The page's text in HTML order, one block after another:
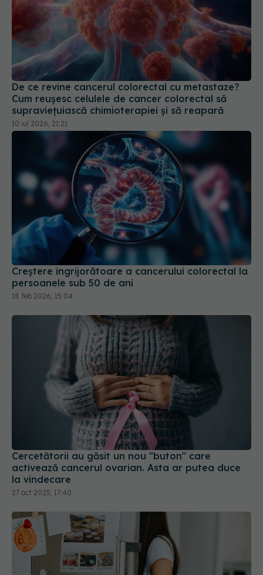
De ce revine cancerul colorectal cu metastaze?
Cum reușesc celulele de cancer colorectal să
supraviețuiască chimioterapiei și să reapară
10 iul 2026, 21:21
Creștere îngrijorătoare a cancerului colorectal la
persoanele sub 50 de ani
18 feb 2026, 15:04
Cercetătorii au găsit un nou "buton" care
activează cancerul ovarian. Asta ar putea duce
la vindecare
27 oct 2025, 17:40